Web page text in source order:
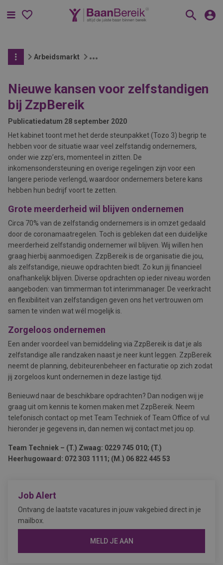
Menu
Arbeidsmarkt
Nieuwe kansen voor zelfstandigen
bij ZzpBereik
Publicatiedatum 28 september 2020
Het kabinet toont met het derde steunpakket (Tozo 3) begrip te
hebben voor de situatie waar veel zelfstandig ondernemers,
onder wie zzp’ers, momenteel in zitten. De
inkomensondersteuning en overige regelingen zijn voor een
langere periode verlengd, waardoor ondernemers betere kans
hebben hun bedrijf voort te zetten.
Grote meerderheid wil blijven ondernemen
Circa 70% van de zelfstandig ondernemers is in omzet gedaald
door de coronamaatregelen. Toch is gebleken dat een duidelijke
meerderheid zelfstandig ondernemer wil blijven. Wij willen hen
graag hierbij aanmoedigen. ZzpBereik is de organisatie die jou,
als zelfstandige, nieuwe opdrachten biedt. Zo kun jij financieel
onafhankelijk blijven. Diverse opdrachten op ieder niveau worden
aangeboden: van timmerman tot interimmanager. De veerkracht
en flexibiliteit van zelfstandigen geven ons het vertrouwen om
samen te vinden wat wél mogelijk is.
Zorgeloos ondernemen
Een ander voordeel van bemiddeling via ZzpBereik is dat je als
zelfstandige alle randzaken naast je neer kunt leggen. ZzpBereik
neemt de planning, debiteurenbeheer en facturatie op zich zodat
jij zorgeloos kunt ondernemen in deze lastige tijd.
Benieuwd naar de beschikbare opdrachten? Dan nodigen wij je
graag uit om kennis te komen maken met ZzpBereik. Neem
telefonisch contact op met Team Techniek of Team Office of vul
hieronder je gegevens in, dan nemen wij contact met jou op.
Team Techniek – (T.) Zwaag: 0229 745 010; (T.)
Heerhugowaard: 072 303 1111; (M.) 06 822 445 53
Job Alert
Ontvang de laatste vacatures in jouw vakgebied direct in je
mailbox.
MELD JE AAN